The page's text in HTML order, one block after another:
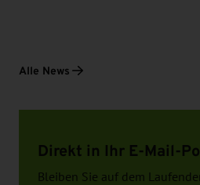
Alle News
Direkt in Ihr E-Mail-
Bleiben Sie auf dem